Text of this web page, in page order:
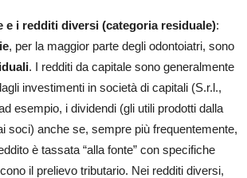
e i redditi diversi (categoria residuale):
, per la maggior parte degli odontoiatri, sono
. I redditi da capitale sono generalmente
investimenti in società di capitali (S.r.l.,
esempio, i dividendi (gli utili prodotti dalla
soci) anche se, sempre più frequentemente,
è tassata “alla fonte” con specifiche
il prelievo tributario. Nei redditi diversi,